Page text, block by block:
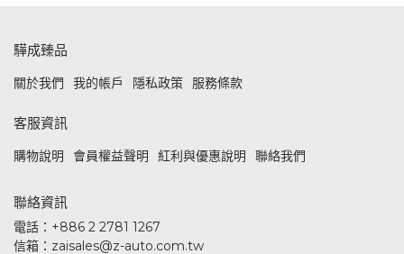
驊成臻品
關於我們 我的帳戶 隱私政策 服務條款
客服資訊
購物說明 會員權益聲明 紅利與優惠說明 聯絡我們
聯絡資訊
電話：+886 2 2781 1267
信箱：zaisales@z-auto.com.tw